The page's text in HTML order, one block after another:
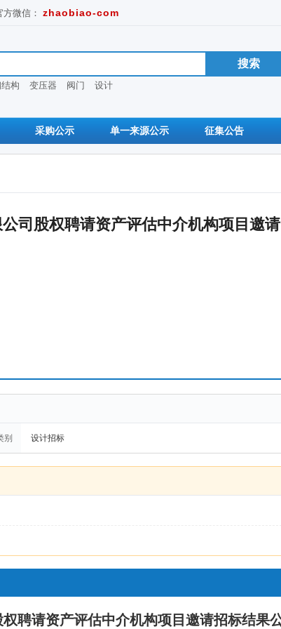
方微信： zhaobiao-com
构 变压器 阀门 设计
采购公示 单一来源公示 征集公告
司股权聘请资产评估中介机构项目邀请
别 设计招标